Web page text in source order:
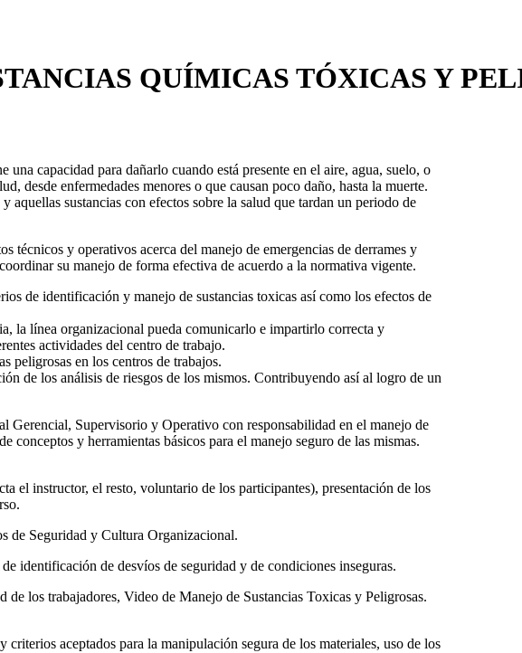
QUÍMICAS TÓXICAS Y
capacidad para dañarlo cuando está presente en el aire, agua, suelo, o
desde enfermedades menores o que causan poco daño, hasta la muerte.
aquellas sustancias con efectos sobre la salud que tardan un periodo de
técnicos y operativos acerca del manejo de emergencias de derrames y
su manejo de forma efectiva de acuerdo a la normativa vigente.
de identificación y manejo de sustancias toxicas así como los efectos de
la línea organizacional pueda comunicarlo e impartirlo correcta y
actividades del centro de trabajo.
peligrosas en los centros de trabajos.
de los análisis de riesgos de los mismos. Contribuyendo así al logro de un
Gerencial, Supervisorio y Operativo con responsabilidad en el manejo de
conceptos y herramientas básicos para el manejo seguro de las mismas.
el instructor, el resto, voluntario de los participantes), presentación de los
de Seguridad y Cultura Organizacional.
identificación de desvíos de seguridad y de condiciones inseguras.
los trabajadores, Video de Manejo de Sustancias Toxicas y Peligrosas.
aceptados para la manipulación segura de los materiales, uso de los